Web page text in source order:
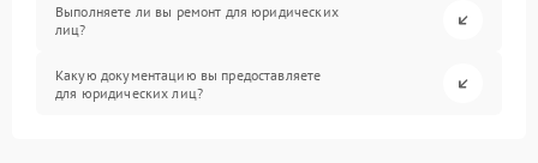
Выполняете ли вы ремонт для юридических
лиц?
Какую документацию вы предоставляете
для юридических лиц?